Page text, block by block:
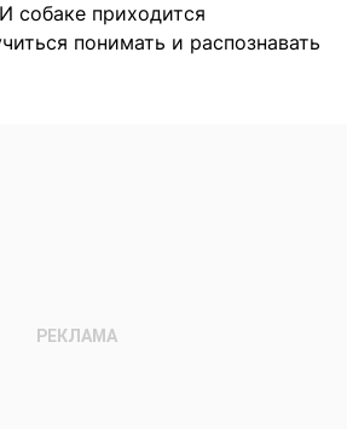
собаке приходится
понимать и распознавать